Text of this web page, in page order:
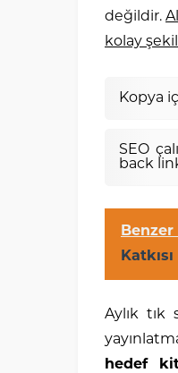
değildir.
kolay
Kopya
SEO
back
Benzer
Katkısı
Aylık tık
hedef